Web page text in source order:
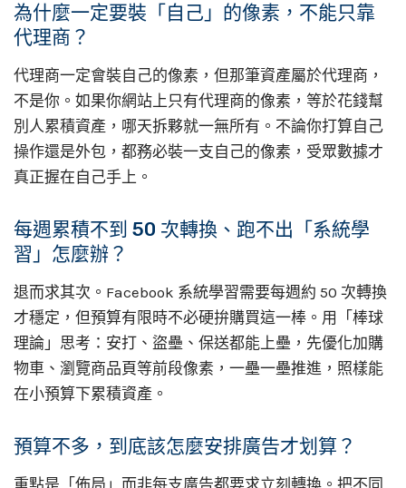
為什麼一定要裝「自己」的像素，不能只靠
代理商？
代理商一定會裝自己的像素，但那筆資產屬於代理商，
不是你。如果你網站上只有代理商的像素，等於花錢幫
別人累積資產，哪天拆夥就一無所有。不論你打算自己
操作還是外包，都務必裝一支自己的像素，受眾數據才
真正握在自己手上。
每週累積不到 50 次轉換、跑不出「系統學
習」怎麼辦？
退而求其次。Facebook 系統學習需要每週約 50 次轉換
才穩定，但預算有限時不必硬拚購買這一棒。用「棒球
理論」思考：安打、盜壘、保送都能上壘，先優化加購
物車、瀏覽商品頁等前段像素，一壘一壘推進，照樣能
在小預算下累積資產。
預算不多，到底該怎麼安排廣告才划算？
重點是「佈局」而非每支廣告都要求立刻轉換。把不同